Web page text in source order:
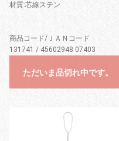
材質:芯線ステン
商品コード/ＪＡＮコード
131741 / 45602948 07403
ただいま品切れ中です。